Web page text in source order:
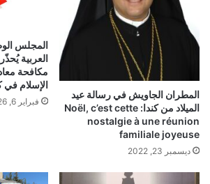
المطران الجاويش في رسالة عيد
الميلاد من كندا: Noël, c’est cette
nostalgie à une réunion
familiale joyeuse
ديسمبر 23, 2022
المجلس
العربية
مكافحة
الإسلام في
فبراير 6, 2026